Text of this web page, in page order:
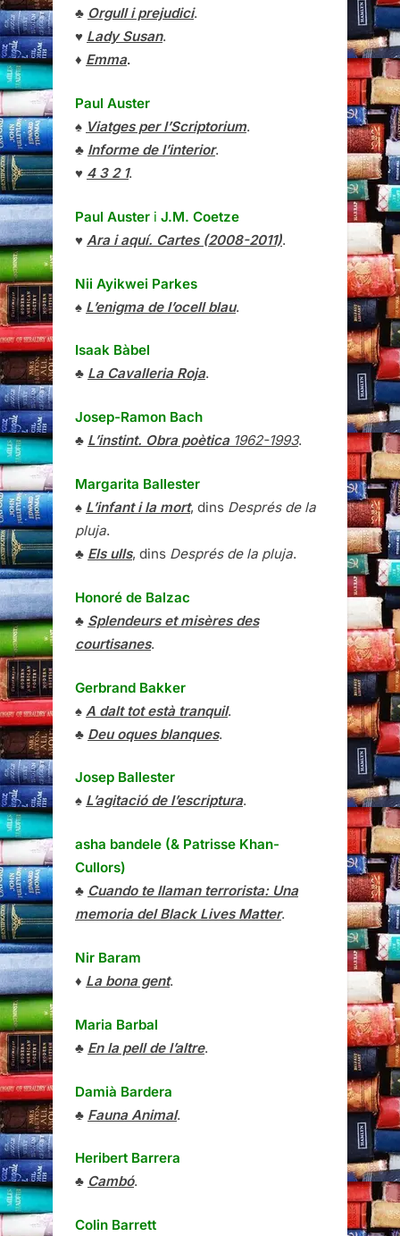
♣ Orgull i prejudici.
♥ Lady Susan.
♦ Emma.
Paul Auster
♠ Viatges per l’Scriptorium.
♣ Informe de l’interior.
♥ 4 3 2 1.
Paul Auster i J.M. Coetze
♥ Ara i aquí. Cartes (2008-2011).
Nii Ayikwei Parkes
♠ L’enigma de l’ocell blau.
Isaak Bàbel
♣ La Cavalleria Roja.
Josep-Ramon Bach
♣ L’instint. Obra poètica1962-1993.
Margarita Ballester
♠ L’infant i la mort, dins Després de la
pluja.
♣ Els ulls, dins Després de la pluja.
Honoré de Balzac
♣ Splendeurs et misères des
courtisanes.
Gerbrand Bakker
♠ A dalt tot està tranquil.
♣ Deu oques blanques.
Josep Ballester
♠ L’agitació de l’escriptura.
asha bandele (& Patrisse Khan-
Cullors)
♣ Cuando te llaman terrorista: Una
memoria del Black Lives Matter.
Nir Baram
♦ La bona gent.
Maria Barbal
♣ En la pell de l’altre.
Damià Bardera
♣ Fauna Animal.
Heribert Barrera
♣ Cambó.
Colin Barrett